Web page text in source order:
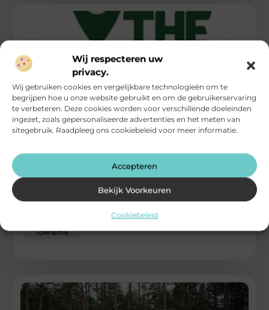
Wij respecteren uw
privacy.
Wij gebruiken cookies en vergelijkbare technologieën om te
begrijpen hoe u onze website gebruikt en om de gebruikerservaring
te verbeteren. Deze cookies worden voor verschillende doeleinden
ingezet, zoals gepersonaliseerde advertenties en het meten van
sitegebruik. Raadpleeg ons cookiebeleid voor meer informatie.
Accepteren
Bekijk Voorkeuren
Cookiebeleid
Zou Moeten Lezen!
Reizen is een van de meest verrijkende ervaringen die we
kunnen hebben, maar het is belangrijker dan ooit om
verantwoorde
Toerisme